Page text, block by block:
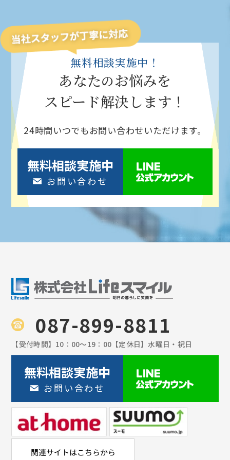
無料相談実施中！
あなたのお悩みを
スピード解決します！
24時間いつでもお問い合わせいただけます。
無料相談実施中
お問い合わせ
087-899-8811
【受付時間】 10：00〜19：00 【定休日】水曜日・祝日
無料相談実施中
お問い合わせ